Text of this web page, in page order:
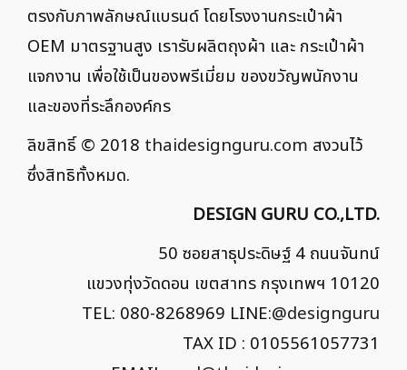
ตรงกับภาพลักษณ์แบรนด์ โดยโรงงานกระเป๋าผ้า
OEM มาตรฐานสูง เรารับผลิตถุงผ้า และ กระเป๋าผ้า
แจกงาน เพื่อใช้เป็นของพรีเมี่ยม ของขวัญพนักงาน
และของที่ระลึกองค์กร
ลิขสิทธิ์ © 2018 thaidesignguru.com สงวนไว้
ซึ่งสิทธิทั้งหมด.
DESIGN GURU CO.,LTD.
50 ซอยสาธุประดิษฐ์ 4 ถนนจันทน์
แขวงทุ่งวัดดอน เขตสาทร กรุงเทพฯ 10120
TEL: 080-8268969 LINE:@designguru
TAX ID : 0105561057731